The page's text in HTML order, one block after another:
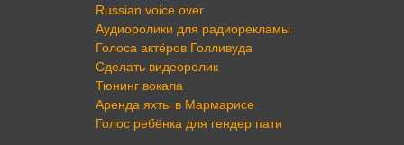
Russian voice over
Аудиоролики для радиорекламы
Голоса актёров Голливуда
Сделать видеоролик
Тюнинг вокала
Аренда яхты в Мармарисе
Голос ребёнка для гендер пати